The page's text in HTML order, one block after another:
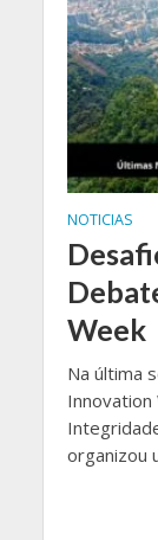
NOTICIAS
Week
Na última
Innovation
organizou